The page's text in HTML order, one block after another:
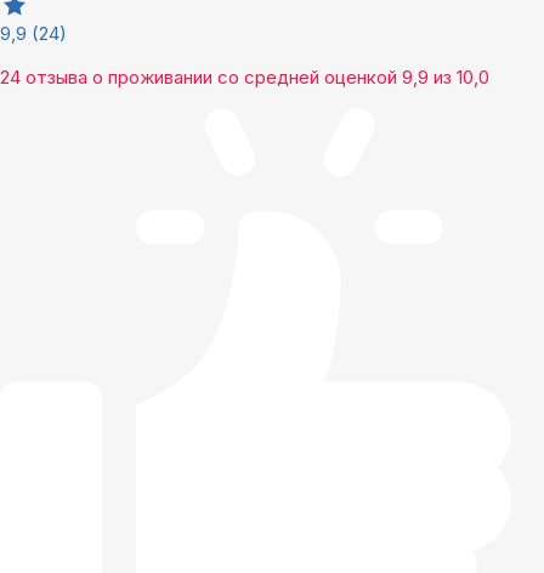
9,9 (24)
24 отзыва о проживании со средней оценкой 9,9 из 10,0